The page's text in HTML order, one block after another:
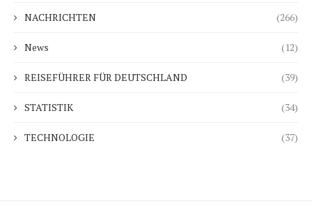
NACHRICHTEN (266)
News (12)
REISEFÜHRER FÜR DEUTSCHLAND (39)
STATISTIK (34)
TECHNOLOGIE (37)